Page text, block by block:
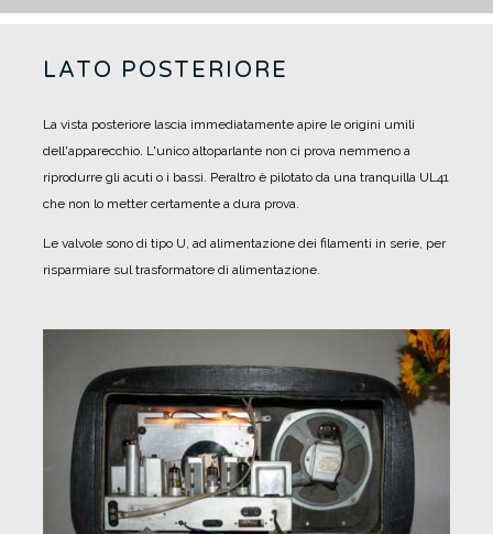
LATO POSTERIORE
La vista posteriore lascia immediatamente apire le origini umili
dell'apparecchio. L'unico altoparlante non ci prova nemmeno a
riprodurre gli acuti o i bassi. Peraltro è pilotato da una tranquilla UL41
che non lo metter certamente a dura prova.
Le valvole sono di tipo U, ad alimentazione dei filamenti in serie, per
risparmiare sul trasformatore di alimentazione.